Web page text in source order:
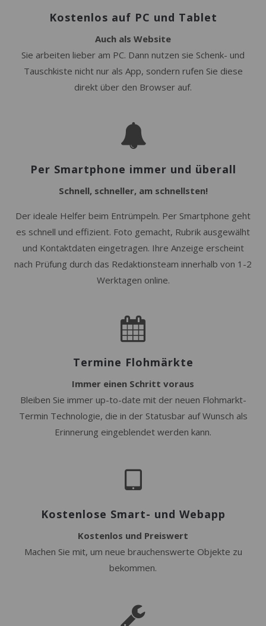
Kostenlos auf PC und Tablet
Auch als Website
Sie arbeiten lieber am PC. Dann nutzen sie Schenk- und
Tauschkiste nicht nur als App, sondern rufen Sie diese
direkt über den Browser auf.
Per Smartphone immer und überall
Schnell, schneller, am schnellsten!
Der ideale Helfer beim Entrümpeln. Per Smartphone geht
es schnell und effizient. Foto gemacht, Rubrik ausgewälht
und Kontaktdaten eingetragen. Ihre Anzeige erscheint
nach Prüfung durch das Redaktionsteam innerhalb von 1-2
Werktagen online.
Termine Flohmärkte
Immer einen Schritt voraus
Bleiben Sie immer up-to-date mit der neuen Flohmarkt-
Termin Technologie, die in der Statusbar auf Wunsch als
Erinnerung eingeblendet werden kann.
Kostenlose Smart- und Webapp
Kostenlos und Preiswert
Machen Sie mit, um neue brauchenswerte Objekte zu
bekommen.